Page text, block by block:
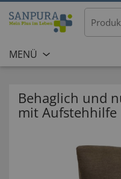
MENÜ
Behaglich und
mit Aufstehhilfe